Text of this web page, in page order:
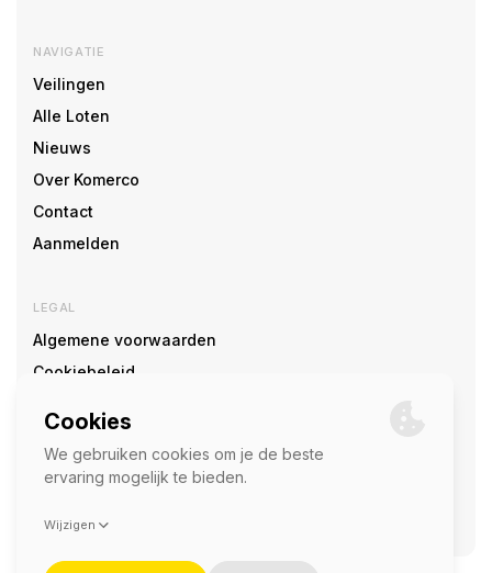
NAVIGATIE
Veilingen
Alle Loten
Nieuws
Over Komerco
Contact
Aanmelden
LEGAL
Algemene voorwaarden
Cookiebeleid
SOCIAL